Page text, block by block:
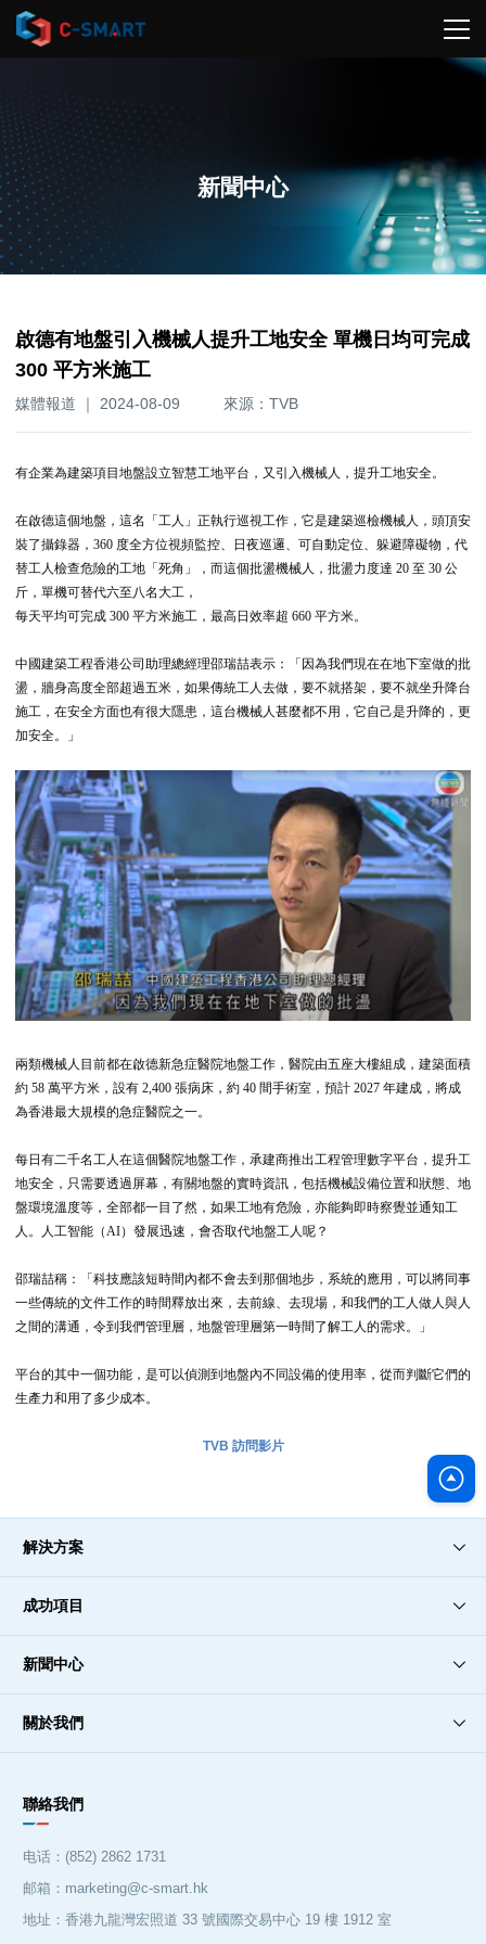
新聞中心
啟德有地盤引入機械人提升工地安全 單機日均可完成
300 平方米施工
媒體報道 ｜ 2024-08-09 來源：TVB
有企業為建築項目地盤設立智慧工地平台，又引入機械人，提升工地安全。
在啟德這個地盤，這名「工人」正執行巡視工作，它是建築巡檢機械人，頭頂安
裝了攝錄器，360 度全方位視頻監控、日夜巡邏、可自動定位、躲避障礙物，代
替工人檢查危險的工地「死角」，而這個批盪機械人，批盪力度達 20 至 30 公
斤， 單機可替代六至八名大工，
每天平均可完成 300 平方米施工，最高日效率超 660 平方米。
中國建築工程香港公司助理總經理邵瑞喆表示：「因為我們現在在地下室做的批
盪，牆身高度全部超過五米，如果傳統工人去做，要不就搭架，要不就坐升降台
施工，在安全方面也有很大隱患，這台機械人甚麼都不用，它自己是升降的，更
加安全。」
兩類機械人目前都在啟德新急症醫院地盤工作，醫院由五座大樓組成，建築面積
約 58 萬平方米，設有 2,400 張病床，約 40 間手術室，預計 2027 年建成，將成
為香港最大規模的急症醫院之一。
每日有二千名工人在這個醫院地盤工作，承建商推出工程管理數字平台，提升工
地安全，只需要透過屏幕，有關地盤的實時資訊，包括機械設備位置和狀態、地
盤環境溫度等，全部都一目了然，如果工地有危險，亦能夠即時察覺並通知工
人。
人工智能（AI）發展迅速，會否取代地盤工人呢？
邵瑞喆稱：「科技應該短時間內都不會去到那個地步，系統的應用，可以將同事
一些傳統的文件工作的時間釋放出來，去前線、去現場，和我們的工人做人與人
之間的溝通，令到我們管理層，地盤管理層第一時間了解工人的需求。」
平台的其中一個功能，是可以偵測到地盤內不同設備的使用率，從而判斷它們的
生產力和用了多少成本。
TVB 訪問影片
解決方案
成功項目
新聞中心
關於我們
聯絡我們
电话：(852) 2862 1731
邮箱：marketing@c-smart.hk
地址：香港九龍灣宏照道 33 號國際交易中心 19 樓 1912 室